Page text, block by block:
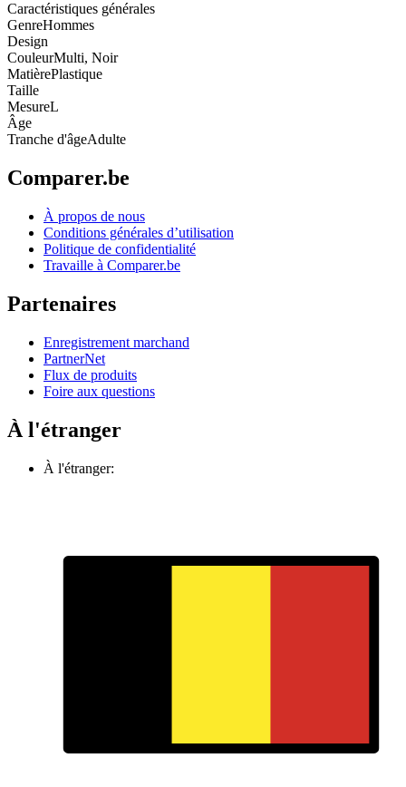
Caractéristiques générales
GenreHommes
Design
CouleurMulti, Noir
MatièrePlastique
Taille
MesureL
Âge
Tranche d'âgeAdulte
Comparer.be
À propos de nous
Conditions générales d’utilisation
Politique de confidentialité
Travaille à Comparer.be
Partenaires
Enregistrement marchand
PartnerNet
Flux de produits
Foire aux questions
À l'étranger
À l'étranger: